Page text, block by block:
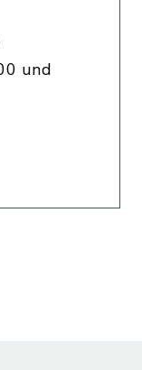
und